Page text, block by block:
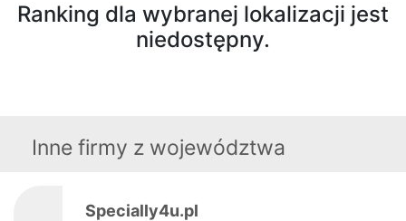
Ranking dla wybranej lokalizacji jest
niedostępny.
Inne firmy z województwa
Specially4u.pl